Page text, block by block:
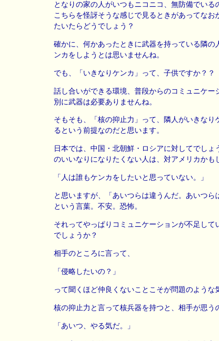
となりの家の人がいつもニコニコ、無防備でいる
こちらを怪訝そうな感じで見るときがあってなお
たいたらどうでしょう？
確かに、何かあったときに武器を持っている隣の
ンカをしようとは思いませんね。
でも、「いきなりケンカ」って、子供ですか？？
話し合いができる環境、普段からのコミュニケー
別に武器は必要ありませんね。
そもそも、「核の抑止力」って、隣人がいきなり
るという前提なのだと思います。
日本では、中国・北朝鮮・ロシアに対してでしょ
のいいなりになりたくない人は、対アメリカかも
「人は誰もケンカをしたいと思っていない。」
と思いますが、「あいつらは違うんだ。あいつら
という言葉。不安。恐怖。
それってやっぱりコミュニケーションが不足して
でしょうか？
相手のところに言って、
「侵略したいの？」
って聞くほど仲良くないことこそが問題のような
核の抑止力と言って核兵器を持つと、相手が思う
「あいつ、やる気だ。」